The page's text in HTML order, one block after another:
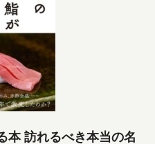
本 訪れるべき本当の名